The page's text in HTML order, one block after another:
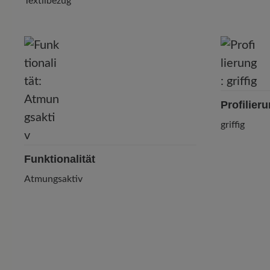
Funktionalität
Atmungsaktiv
griffig